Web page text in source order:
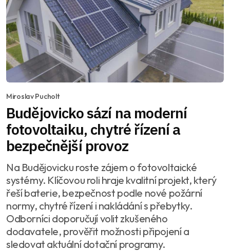
Miroslav Pucholt
Budějovicko sází na moderní
fotovoltaiku, chytré řízení a
bezpečnější provoz
Na Budějovicku roste zájem o fotovoltaické
systémy. Klíčovou roli hraje kvalitní projekt, který
řeší baterie, bezpečnost podle nové požární
normy, chytré řízení i nakládání s přebytky.
Odborníci doporučují volit zkušeného
dodavatele, prověřit možnosti připojení a
sledovat aktuální dotační programy.